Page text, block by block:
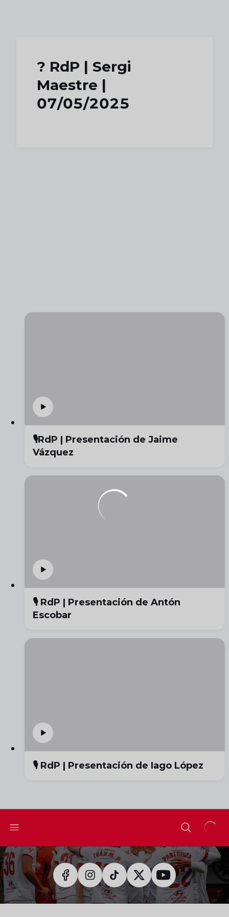
?️ RdP | Sergi
Maestre |
07/05/2025
🎙️RdP | Presentación de Jaime
Vázquez
🎙️ RdP | Presentación de Antón
Escobar
🎙️ RdP | Presentación de Iago López